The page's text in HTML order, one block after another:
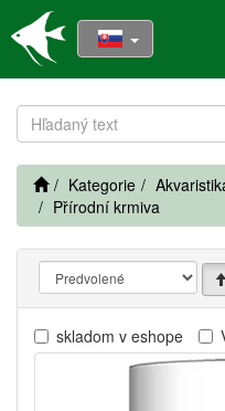
Kategorie
Přírodní krmiva
skladom v eshope